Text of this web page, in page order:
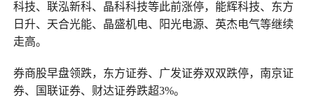
科技、联泓新科、晶科科技等此前涨停，能辉科技、东方
日升、天合光能、晶盛机电、阳光电源、英杰电气等继续
走高。
券商股早盘领跌，东方证券、广发证券双双跌停，南京证
券、国联证券、财达证券跌超3%。